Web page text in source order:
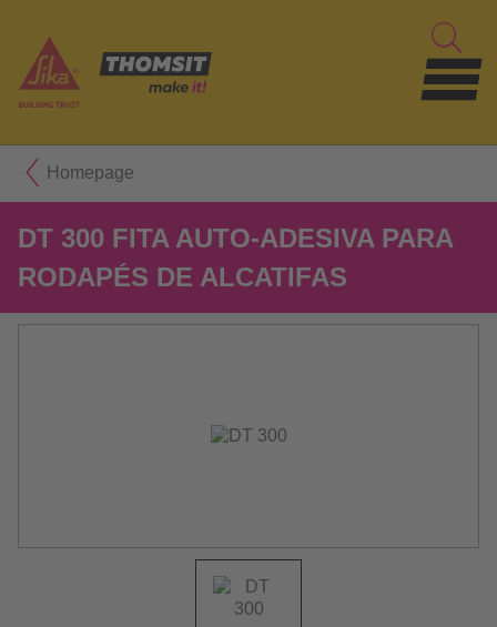
Homepage
DT 300 FITA AUTO-ADESIVA PARA
RODAPÉS DE ALCATIFAS